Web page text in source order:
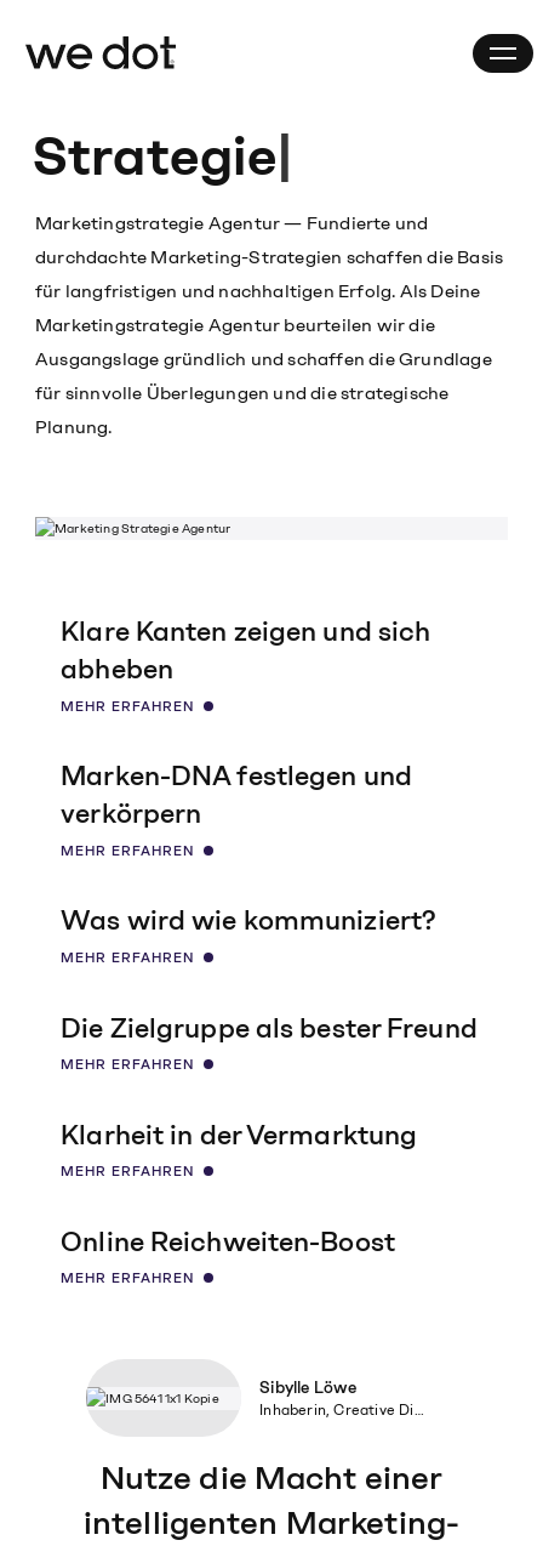
Strategie
Marketingstrategie Agentur
Fundierte und
durchdachte Marketing-Strategien schaffen die Basis
für langfristigen und nachhaltigen Erfolg. Als Deine
Marketingstrategie Agentur beurteilen wir die
Ausgangslage gründlich und schaffen die Grundlage
für sinnvolle Überlegungen und die strategische
Planung.
Klare Kanten zeigen und sich
abheben
MEHR ERFAHREN
Marken-DNA festlegen und
verkörpern
MEHR ERFAHREN
Was wird wie kommuniziert?
MEHR ERFAHREN
Die Zielgruppe als bester Freund
MEHR ERFAHREN
Klarheit in der Vermarktung
MEHR ERFAHREN
Online Reichweiten-Boost
MEHR ERFAHREN
Sibylle Löwe
Inhaberin, Creative Director, Konzeption
Nutze die Macht einer
intelligenten Marketing-